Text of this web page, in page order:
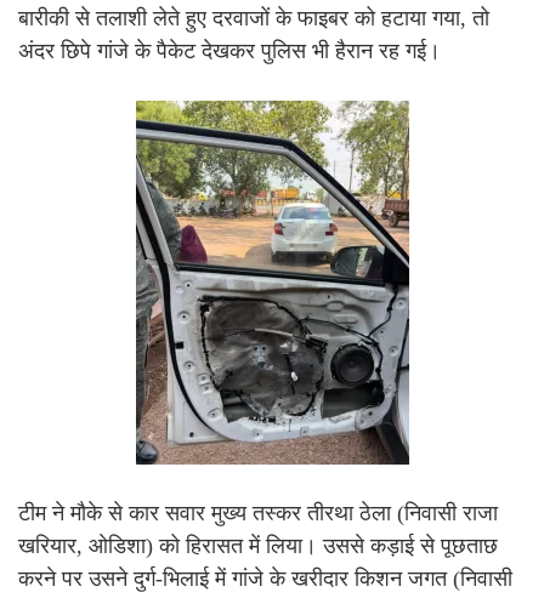
बारीकी से तलाशी लेते हुए दरवाजों के फाइबर को हटाया गया, तो
अंदर छिपे गांजे के पैकेट देखकर पुलिस भी हैरान रह गई।
टीम ने मौके से कार सवार मुख्य तस्कर तीरथा ठेला (निवासी राजा
खरियार, ओडिशा) को हिरासत में लिया। उससे कड़ाई से पूछताछ
करने पर उसने दुर्ग-भिलाई में गांजे के खरीदार किशन जगत (निवासी